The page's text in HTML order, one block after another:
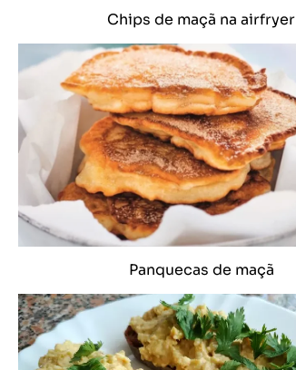
Chips de maçã na airfryer
Panquecas de maçã